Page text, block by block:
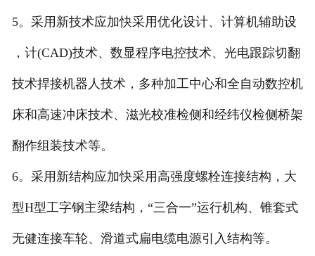
5。采用新技术应加快采用优化设计、计算机辅助设
，计(CAD)技术、数显程序电控技术、光电跟踪切翻
技术捍接机器人技术，多种加工中心和全自动数控机
床和高速冲床技术、滋光校准检侧和经纬仪检侧桥架
翻作组装技术等。
6。采用新结构应加快采用高强度螺栓连接结构，大
型H型工字钢主梁结构，“三合一”运行机构、锥套式
无健连接车轮、滑道式扁电缆电源引入结构等。